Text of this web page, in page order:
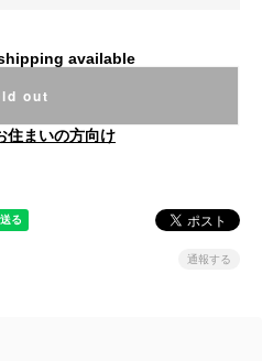
available
out
住まいの方向け
通報する